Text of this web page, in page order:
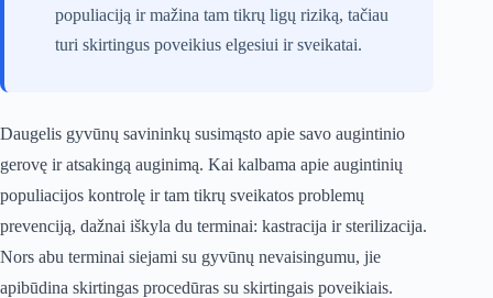
populiaciją ir mažina tam tikrų ligų riziką, tačiau
turi skirtingus poveikius elgesiui ir sveikatai.
Daugelis gyvūnų savininkų susimąsto apie savo augintinio
gerovę ir atsakingą auginimą. Kai kalbama apie augintinių
populiacijos kontrolę ir tam tikrų sveikatos problemų
prevenciją, dažnai iškyla du terminai: kastracija ir sterilizacija.
Nors abu terminai siejami su gyvūnų nevaisingumu, jie
apibūdina skirtingas procedūras su skirtingais poveikiais.